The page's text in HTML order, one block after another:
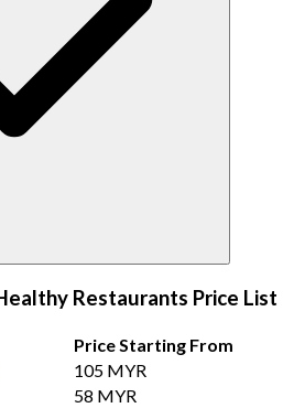
Restaurants Price List
Price Starting From
105 MYR
58 MYR